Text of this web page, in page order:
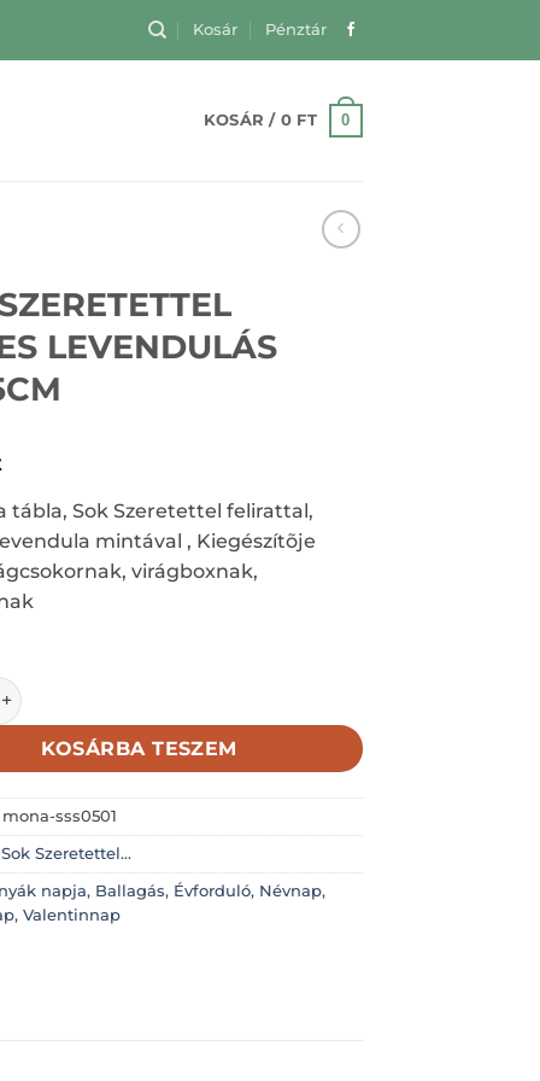
Kosár Pénztár
KOSÁR / 0 FT 0
LEVENDULÁS
tábla, Sok Szeretettel felirattal,
mintával , Kiegészítõje
virágboxnak,
DÍSZES LEVENDULÁS 7X7,5CM mennyiség
KOSÁRBA TESZEM
mona-sss0501
Sok Szeretettel...
napja, Ballagás, Évforduló, Névnap,
,Valentinnap